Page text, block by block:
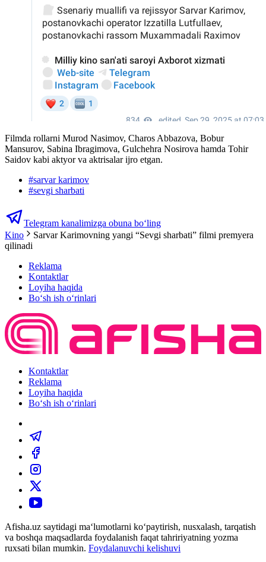
Filmda rollarni Murod Nasimov, Charos Abbazova, Bobur
Mansurov, Sabina Ibragimova, Gulchehra Nosirova hamda Tohir
Saidov kabi aktyor va aktrisalar ijro etgan.
#sarvar karimov
#sevgi sharbati
Telegram kanalimizga obuna bo‘ling
Kino
Sarvar Karimovning yangi “Sevgi sharbati” filmi premyera
qilinadi
Reklama
Kontaktlar
Loyiha haqida
Bo‘sh ish o‘rinlari
Kontaktlar
Reklama
Loyiha haqida
Bo‘sh ish o‘rinlari
Afisha.uz saytidagi ma‘lumotlarni ko‘paytirish, nusxalash, tarqatish
va boshqa maqsadlarda foydalanish faqat tahririyatning yozma
ruxsati bilan mumkin. Foydalanuvchi kelishuvi